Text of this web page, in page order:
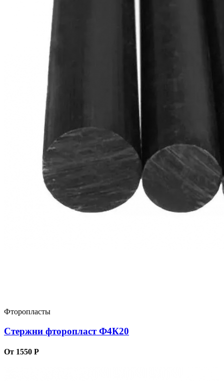
Фторопласты
Стержни фторопласт Ф4К20
От 1550 Р